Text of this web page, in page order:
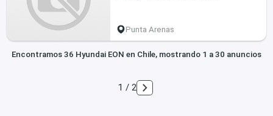
Punta Arenas
Encontramos 36 Hyundai EON en Chile, mostrando 1 a 30 anuncios
1 / 2